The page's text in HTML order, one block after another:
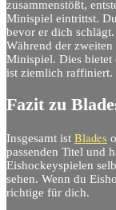
zusammenstößt,
Minispiel eintrittst.
bevor er dich
Während der zweiten
Minispiel. Dies bietet
ist ziemlich raffiniert.
Fazit zu
Insgesamt ist Blades
passenden Titel und
Eishockeyspielen
sehen. Wenn du
richtige für dich.